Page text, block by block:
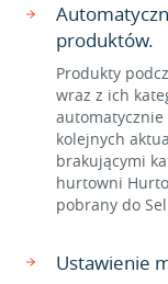
produktów.
Produkty
wraz z ich
automatycznie
kolejnych
brakującymi
hurtowni
pobrany do
Ustawienie